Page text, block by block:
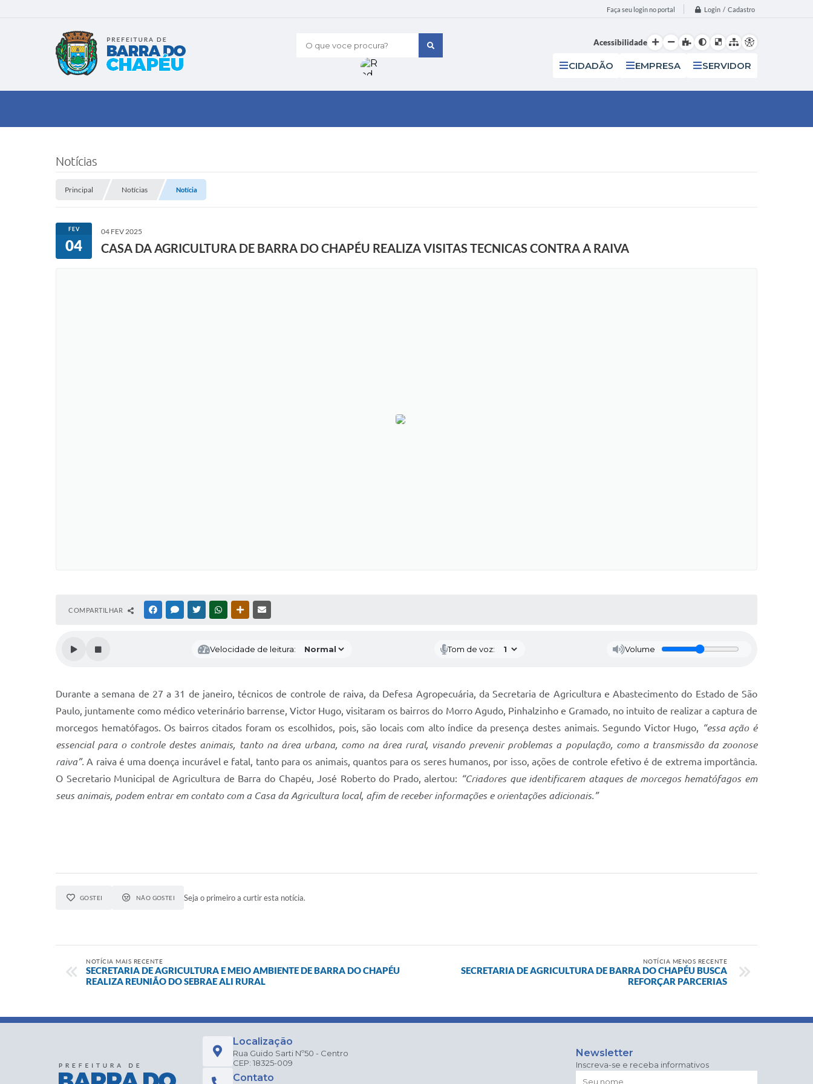
Faça seu login no portal Login / Cadastro
O que voce procura? Acessibilidade
CIDADÃO EMPRESA SERVIDOR
Notícias
Principal Notícias Notícia
FEV
04
04 FEV 2025
CASA DA AGRICULTURA DE BARRA DO CHAPÉU REALIZA VISITAS TECNICAS CONTRA A RAIVA
COMPARTILHAR FACEBOOKMESSENGER
TWITTERWHATSAPPOUTRAS MÍDIAS
Velocidade de leitura: Tom de voz: Volume
Durante a semana de 27 a 31 de janeiro, técnicos de controle de raiva, da Defesa Agropecuária, da Secretaria de Agricultura e Abastecimento do Estado de São
Paulo, juntamente como médico veterinário barrense, Victor Hugo, visitaram os bairros do Morro Agudo, Pinhalzinho e Gramado, no intuito de realizar a captura de
morcegos hematófagos. Os bairros citados foram os escolhidos, pois, são locais com alto índice da presença destes animais. Segundo Victor Hugo, “essa ação é
essencial para o controle destes animais, tanto na área urbana, como na área rural, visando prevenir problemas a população, como a transmissão da zoonose
raiva”.A raiva é uma doença incurável e fatal, tanto para os animais, quantos para os seres humanos, por isso, ações de controle efetivo é de extrema importância.
O Secretario Municipal de Agricultura de Barra do Chapéu, José Roberto do Prado, alertou: “Criadores que identificarem ataques de morcegos hematófagos em
seus animais, podem entrar em contato com a Casa da Agricultura local, afim de receber informações e orientações adicionais.”
GOSTEI NÃO GOSTEI Seja o primeiro a curtir esta notícia.
NOTÍCIA MAIS RECENTE
SECRETARIA DE AGRICULTURA E MEIO AMBIENTE DE BARRA DO CHAPÉU
REALIZA REUNIÃO DO SEBRAE ALI RURAL
NOTÍCIA MENOS RECENTE
SECRETARIA DE AGRICULTURA DE BARRA DO CHAPÉU BUSCA
REFORÇAR PARCERIAS
Localização
Rua Guido Sarti Nº50 - Centro
CEP: 18325-009
Contato
Newsletter
Inscreva-se e receba informativos